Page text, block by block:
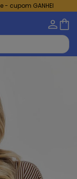
- cupom GANHEI